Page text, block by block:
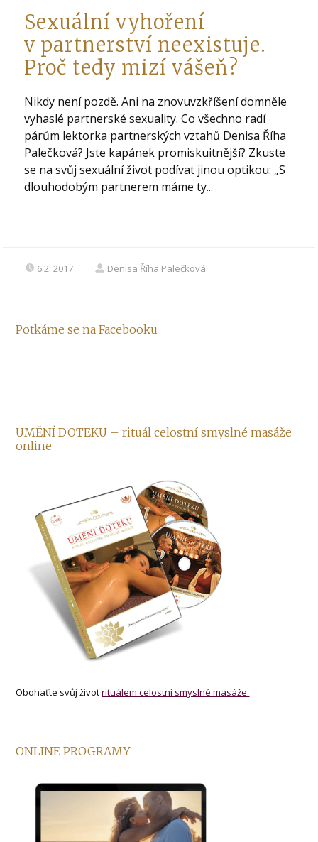
Sexuální vyhoření
v partnerství neexistuje.
Proč tedy mizí vášeň?
Nikdy není pozdě. Ani na znovuvzkříšení domněle
vyhaslé partnerské sexuality. Co všechno radí
párům lektorka partnerských vztahů Denisa Říha
Palečková? Jste kapánek promiskuitnější? Zkuste
se na svůj sexuální život podívat jinou optikou: „S
dlouhodobým partnerem máme ty...
6.2. 2017 Denisa Říha Palečková
Potkáme se na Facebooku
UMĚNÍ DOTEKU – rituál celostní smyslné masáže
online
Obohaťte svůj životrituálem celostní smyslné masáže.
ONLINE PROGRAMY